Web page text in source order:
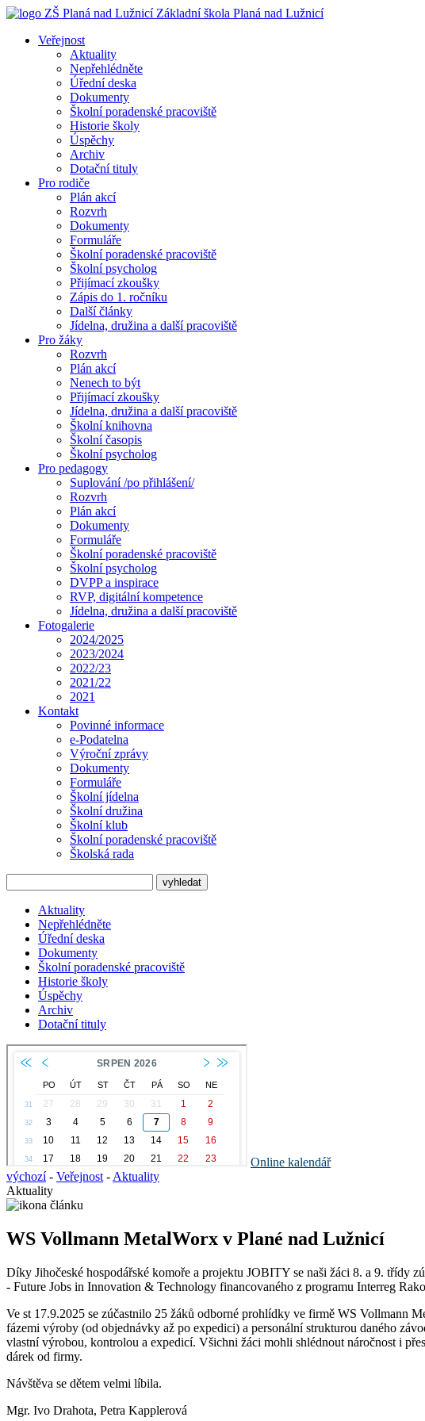
Základní škola Planá nad Lužnicí
Veřejnost
Aktuality
Nepřehlédněte
Úřední deska
Dokumenty
Školní poradenské pracoviště
Historie školy
Úspěchy
Archiv
Dotační tituly
Pro rodiče
Plán akcí
Rozvrh
Dokumenty
Formuláře
Školní poradenské pracoviště
Školní psycholog
Přijímací zkoušky
Zápis do 1. ročníku
Další články
Jídelna, družina a další pracoviště
Pro žáky
Rozvrh
Plán akcí
Nenech to být
Přijímací zkoušky
Jídelna, družina a další pracoviště
Školní knihovna
Školní časopis
Školní psycholog
Pro pedagogy
Suplování /po přihlášení/
Rozvrh
Plán akcí
Dokumenty
Formuláře
Školní poradenské pracoviště
Školní psycholog
DVPP a inspirace
RVP, digitální kompetence
Jídelna, družina a další pracoviště
Fotogalerie
2024/2025
2023/2024
2022/23
2021/22
2021
Kontakt
Povinné informace
e-Podatelna
Výroční zprávy
Dokumenty
Formuláře
Školní jídelna
Školní družina
Školní klub
Školní poradenské pracoviště
Školská rada
Aktuality
Nepřehlédněte
Úřední deska
Dokumenty
Školní poradenské pracoviště
Historie školy
Úspěchy
Archiv
Dotační tituly
Online kalendář
výchozí- Veřejnost - Aktuality
Aktuality
WS Vollmann MetalWorx v Plané nad Lužnicí
Díky Jihočeské hospodářské komoře a projektu JOBITY se naši žáci 8. a 9.
- Future Jobs in Innovation & Technology financovaného z programu Interreg
Ve st 17.9.2025 se zúčastnilo 25 žáků odborné prohlídky ve firmě WS Vollmann
fázemi výroby (od objednávky až po expedici) a personální strukturou daného
vlastní výrobou, kontrolou a expedicí. Všichni žáci mohli shlédnout náročnost i
dárek od firmy.
Návštěva se dětem velmi líbila.
Mgr. Ivo Drahota, Petra Kapplerová